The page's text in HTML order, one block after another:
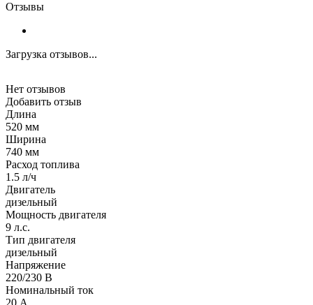
Отзывы
Загрузка отзывов...
Нет отзывов
Добавить отзыв
Длина
520 мм
Ширина
740 мм
Расход топлива
1.5 л/ч
Двигатель
дизельный
Мощность двигателя
9 л.с.
Тип двигателя
дизельный
Напряжение
220/230 В
Номинальный ток